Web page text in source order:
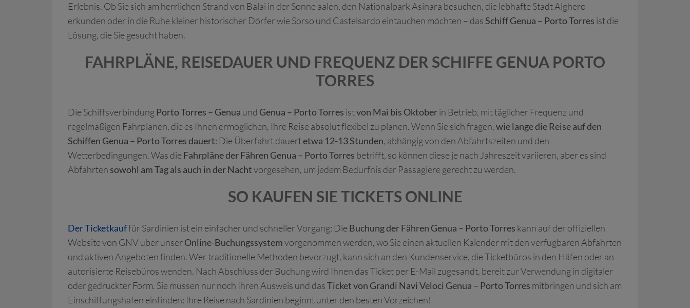
Erlebnis. Ob Sie sich am herrlichen Strand von Balai in der Sonne aalen, den Nationalpark Asinara besuchen, die lebhafte Stadt Alghero
erkunden oder in die Ruhe kleiner historischer Dörfer wie Sorso und Castelsardo eintauchen möchten – dasSchiff Genua – Porto Torres ist die
Lösung, die Sie gesucht haben.
FAHRPLÄNE, REISEDAUER UND FREQUENZ DER SCHIFFE GENUA PORTO
TORRES
Die Schiffsverbindung Porto Torres – Genua und Genua – Porto Torres istvon Mai bis Oktoberin Betrieb, mit täglicher Frequenz und
regelmäßigen Fahrplänen, die es Ihnen ermöglichen, Ihre Reise absolut flexibel zu planen. Wenn Sie sich fragen,wie lange die Reise auf den
Schiffen Genua – Porto Torres dauert: Die Überfahrt dauertetwa 12-13 Stunden, abhängig von den Abfahrtszeiten und den
Wetterbedingungen. Was dieFahrpläne der Fähren Genua – Porto Torres betrifft, so können diese je nach Jahreszeit variieren, aber es sind
Abfahrten sowohl am Tag als auch in der Nachtvorgesehen, um jedem Bedürfnis der Passagiere gerecht zu werden.
SO KAUFEN SIE TICKETS ONLINE
Der Ticketkauffür Sardinien ist ein einfacher und schneller Vorgang: DieBuchung der Fähren Genua – Porto Torres kann auf der offiziellen
Website von GNV über unserOnline-Buchungssystemvorgenommen werden, wo Sie einen aktuellen Kalender mit den verfügbaren Abfahrten
und aktiven Angeboten finden. Wer traditionelle Methoden bevorzugt, kann sich an den Kundenservice, die Ticketbüros in den Häfen oder an
autorisierte Reisebüros wenden. Nach Abschluss der Buchung wird Ihnen das Ticket per E-Mail zugesandt, bereit zur Verwendung in digitaler
oder gedruckter Form. Sie müssen nur noch Ihren Ausweis und dasTicket von Grandi Navi Veloci Genua – Porto Torres mitbringen und sich am
Einschiffungshafen einfinden: Ihre Reise nach Sardinien beginnt unter den besten Vorzeichen!